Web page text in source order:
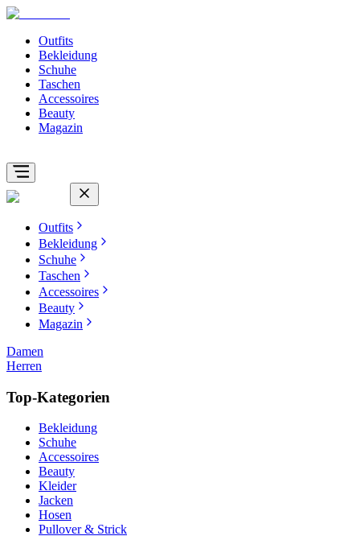
Outfits
Bekleidung
Schuhe
Taschen
Accessoires
Beauty
Magazin
Outfits
Bekleidung
Schuhe
Taschen
Accessoires
Beauty
Magazin
Damen
Herren
Top-Kategorien
Bekleidung
Schuhe
Accessoires
Beauty
Kleider
Jacken
Hosen
Pullover & Strick